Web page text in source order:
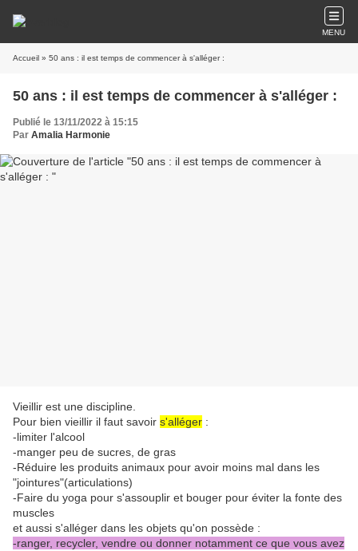
MENU
Accueil » 50 ans : il est temps de commencer à s'alléger :
50 ans : il est temps de commencer à s'alléger :
Publié le 13/11/2022 à 15:15
Par Amalia Harmonie
Vieillir est une discipline.
Pour bien vieillir il faut savoir s'alléger :
-limiter l'alcool
-manger peu de sucres, de gras
-Réduire les produits animaux pour avoir moins mal dans les
"jointures"(articulations)
-Faire du yoga pour s'assouplir et bouger pour éviter la fonte des
muscles
et aussi s'alléger dans les objets qu'on possède :
-ranger, recycler, vendre ou donner notamment ce que vous avez